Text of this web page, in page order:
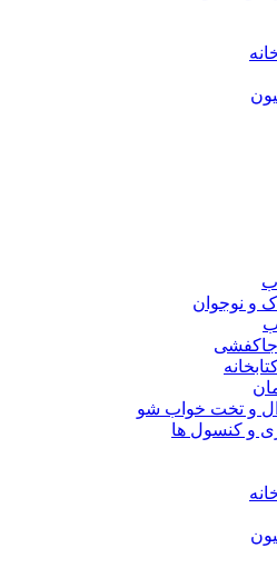
و نوجوان
ال و تخت خواب شو
و کنسول ها